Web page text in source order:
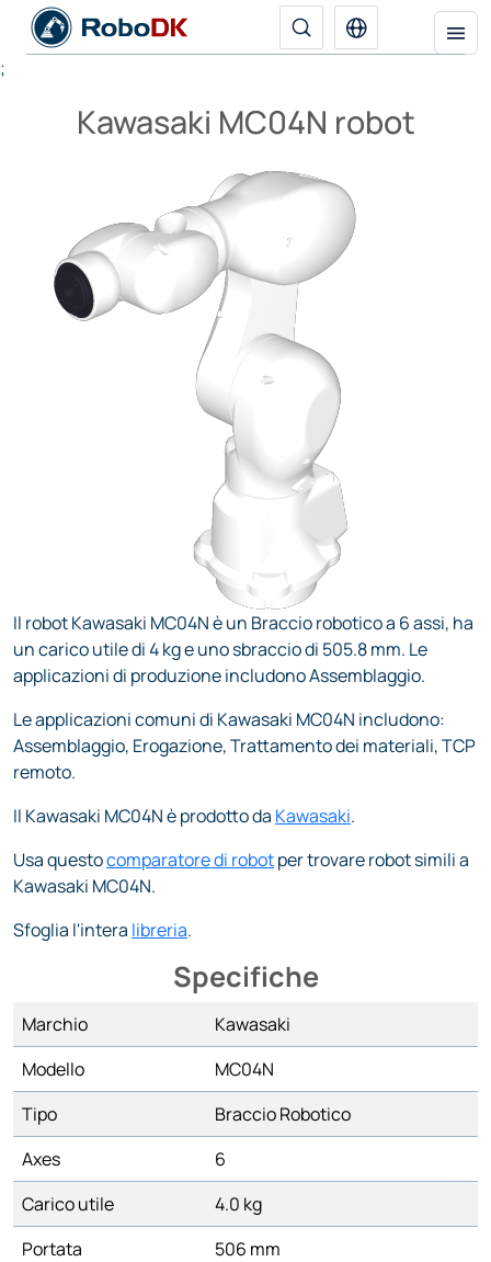
;
Kawasaki MC04N robot
Il robot Kawasaki MC04N è un Braccio robotico a 6 assi, ha
un carico utile di 4 kg e uno sbraccio di 505.8 mm. Le
applicazioni di produzione includono Assemblaggio.
Le applicazioni comuni di Kawasaki MC04N includono:
Assemblaggio, Erogazione, Trattamento dei materiali, TCP
remoto.
Il Kawasaki MC04N è prodotto da Kawasaki.
Usa questocomparatore di robotper trovare robot simili a
Kawasaki MC04N.
Sfoglia l'intera libreria.
Specifiche
Marchio
Kawasaki
Modello
MC04N
Tipo
Braccio Robotico
Axes
6
Carico utile
4.0 kg
Portata
506 mm